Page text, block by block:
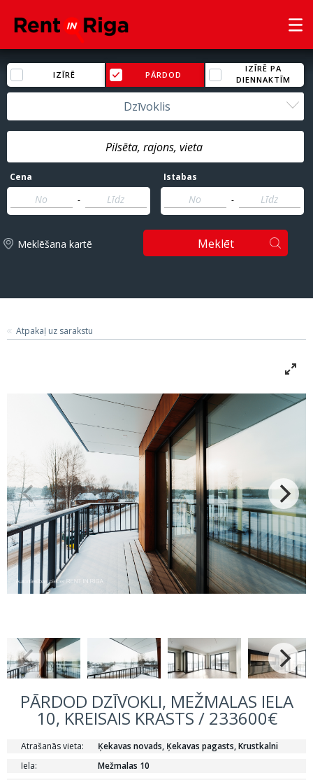
IZĪRĒ PĀRDOD
IZĪRĒ PA
DIENNAKTĪM
Dzīvoklis
Cena
-
Istabas
-
Meklēšana kartē Meklēt
Atpakaļ uz sarakstu
PĀRDOD DZĪVOKLI, MEŽMALAS IELA
10, KREISAIS KRASTS / 233600€
Atrašanās vieta:
Ķekavas novads, Ķekavas pagasts, Krustkalni
Iela:
Mežmalas 10